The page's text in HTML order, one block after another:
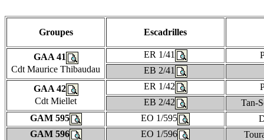
Groupes Escadrilles
GAA 41
Cdt Maurice Thibaudau
ER 1/41
EB 2/41
GAA 42
Cdt Miellet
ER 1/42
EB 2/42
Tan-
GAM 595
EO 1/595
GAM 596
EO 1/596